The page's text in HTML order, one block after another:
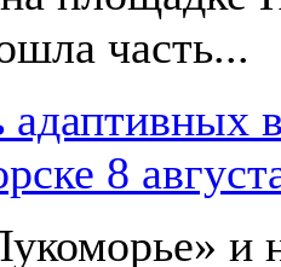
часть...
адаптивных
8
и